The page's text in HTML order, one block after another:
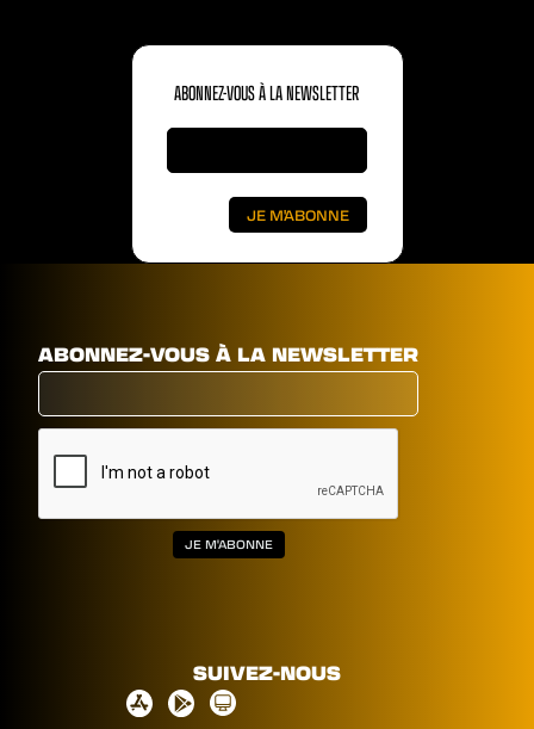
ABONNEZ-VOUS À LA NEWSLETTER
ABONNEZ-VOUS À LA NEWSLETTER
SUIVEZ-NOUS